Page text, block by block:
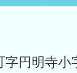
円明寺小